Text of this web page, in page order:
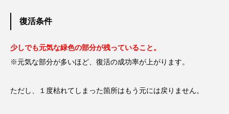
復活条件
少しでも元気な緑色の部分が残っていること。
※元気な部分が多いほど、復活の成功率が上がります。
ただし、１度枯れてしまった箇所はもう元には戻りません。